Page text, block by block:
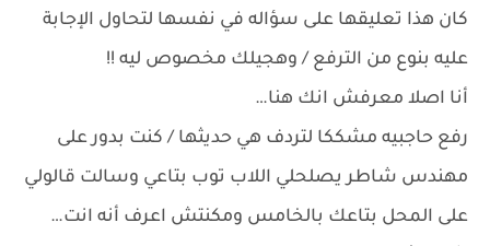
كان هذا تعليقها على سؤاله في نفسها لتحاول الإجابة
عليه بنوع من الترفع / وهجيلك مخصوص ليه !!
أنا اصلا معرفش انك هنا…
رفع حاجبيه مشككا لتردف هي حديثها / كنت بدور على
مهندس شاطر يصلحلي اللاب توب بتاعي وسالت قالولي
على المحل بتاعك بالخامس ومكنتش اعرف أنه انت…